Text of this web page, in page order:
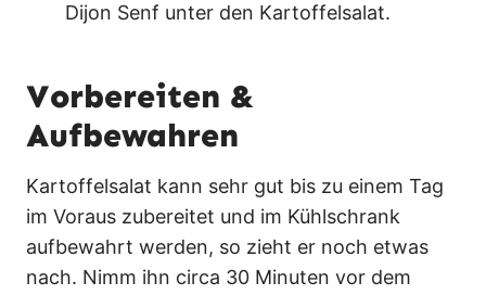
Dijon Senf unter den Kartoffelsalat.
Vorbereiten &
Aufbewahren
Kartoffelsalat kann sehr gut bis zu einem Tag
im Voraus zubereitet und im Kühlschrank
aufbewahrt werden, so zieht er noch etwas
nach. Nimm ihn circa 30 Minuten vor dem